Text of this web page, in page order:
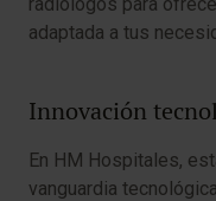
adaptada a tus
Innovación
En HM Hospitales,
vanguardia